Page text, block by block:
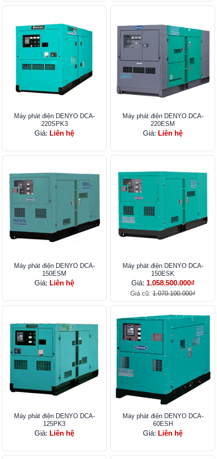
Máy phát điện DENYO DCA-
220SPK3
Giá: Liên hệ
Máy phát điện DENYO DCA-
220ESM
Giá: Liên hệ
Máy phát điện DENYO DCA-
150ESM
Giá: Liên hệ
Máy phát điện DENYO DCA-
150ESK
Giá: 1.058.500.000₫
Giá cũ:1.070.100.000₫
Máy phát điện DENYO DCA-
125PK3
Giá: Liên hệ
Máy phát điện DENYO DCA-
60ESH
Giá: Liên hệ